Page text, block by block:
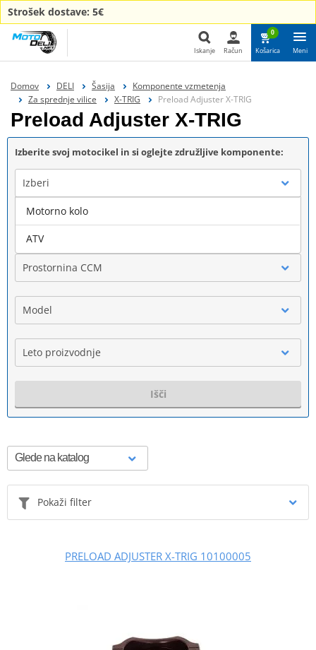
Strošek dostave: 5€
Iskanje Račun
0
Košarica Meni
Domov DELI Šasija
Komponente vzmetenja
Za sprednje vilice
X-TRIG Preload Adjuster X-TRIG
Preload Adjuster X-TRIG
Izberite svoj motocikel in si oglejte združljive komponente:
Izberi
Blagovna znamka
Prostornina CCM
Model
Leto proizvodnje
Išči
Pokaži filter
PRELOAD ADJUSTER X-TRIG 10100005
Motorno kolo
ATV